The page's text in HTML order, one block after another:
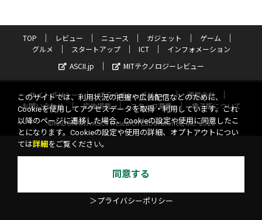
TOP レビュー ニュース ガジェット
ゲーム
グルメ
スタートアップ ICT
インフォメーション
ASCII.jp
MITテクノロジーレビュー
サイトポリシー プライバシーポリシー
運営会社
お問い合わせ
広告掲載 スタッフ募集
電子版について
©KADOKAWA ASCII Research Laboratories, Inc. 2026
このサイトでは、利用状況の把握や広告配信などのために、
Cookieを使用してアクセスデータを取得・利用しています。これ
以降のページに遷移した場合、Cookieの設定や使用に同意したこ
とになります。Cookieの設定や使用の詳細、オプトアウトについ
ては詳細 をご覧ください。
同意する
＞プライバシーポリシー